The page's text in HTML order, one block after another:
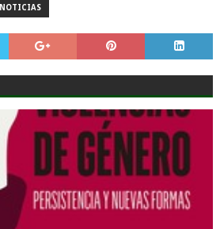
NOTICIAS